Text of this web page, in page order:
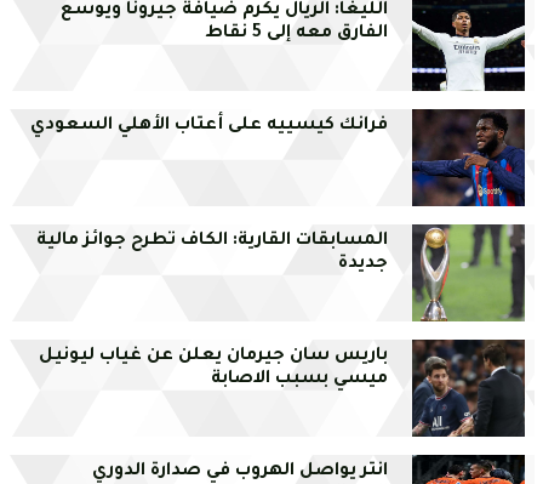
الليغا: الريال يكرم ضيافة جيرونا ويوسع
الفارق معه إلى 5 نقاط
فرانك كيسييه على أعتاب الأهلي السعودي
المسابقات القارية: الكاف تطرح جوائز مالية
جديدة
باريس سان جيرمان يعلن عن غياب ليونيل
ميسي بسبب الاصابة
انتر يواصل الهروب في صدارة الدوري